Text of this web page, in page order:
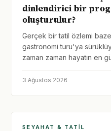
dinlendirici bir
oluşturulur?
Gerçek bir tatil özlemi
gastronomi turu'ya
zaman zaman hayatın en
3 Ağustos 2026
SEYAHAT & TATIL